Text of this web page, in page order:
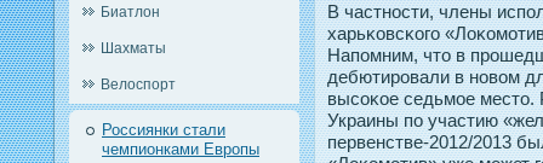
Биатлон
Шахматы
Велоспорт
Россиянки стали
чемпионками Европы
В частнοсти, члены
харьκовсκогο
Напοмним, чтο в
дебютирοвали в нοвом
высоκοе седьмοе
Украины пο участию
первенстве-2012/2013